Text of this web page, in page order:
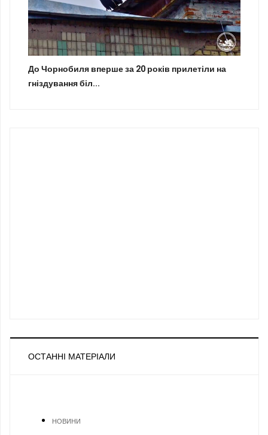
До Чорнобиля вперше за 20 років прилетіли на
гніздування біл...
ОСТАННІ МАТЕРІАЛИ
НОВИНИ